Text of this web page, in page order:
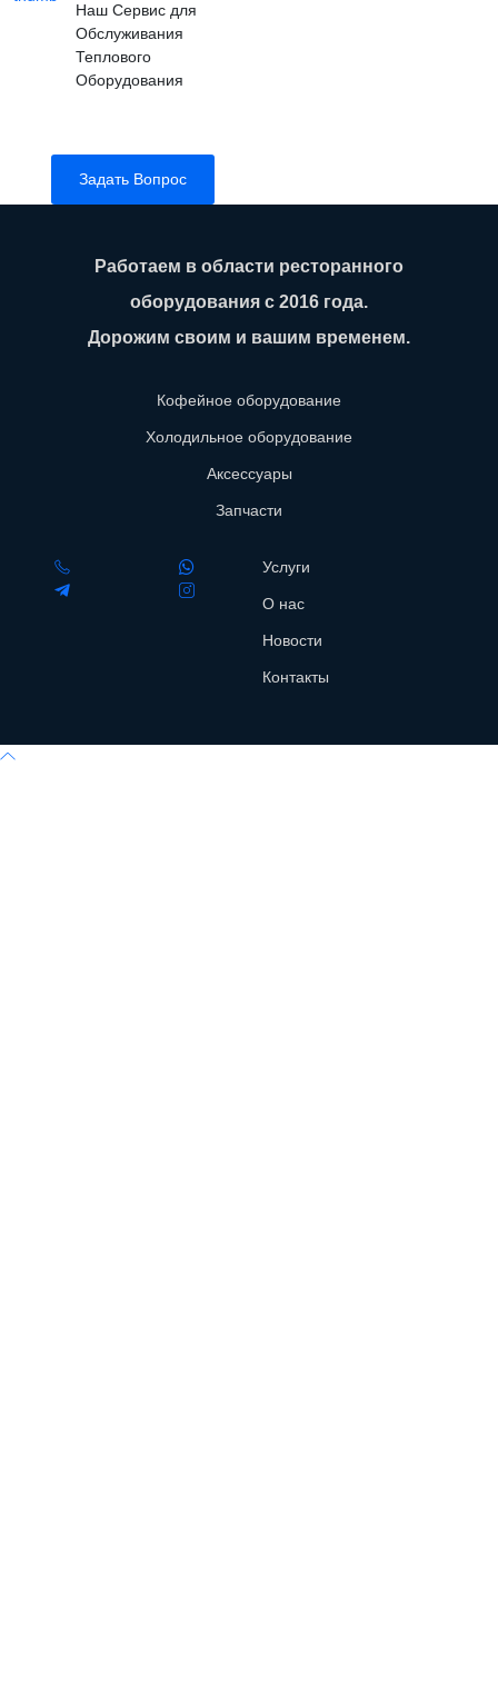
Наш Сервис для
Обслуживания
Теплового
Оборудования
Задать Вопрос
Работаем в области ресторанного
оборудования с 2016 года.
Дорожим своим и вашим временем.
Кофейное оборудование
Холодильное оборудование
Аксессуары
Запчасти
Услуги
О нас
Новости
Контакты